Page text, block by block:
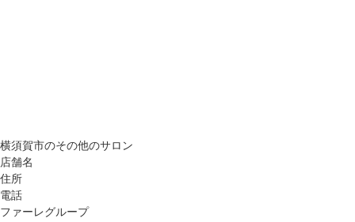
横須賀市のその他のサロン
店舗名
住所
電話
ファーレグループ